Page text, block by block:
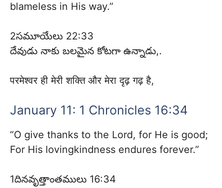
blameless in His way.”
2సమూయేలు 22:33
దేవుడు నాకు బలమైన కోటగా ఉన్నాడు,.
परमेश्वर ही मेरी शक्ति और मेरा दृढ़ गढ़ है,
January 11: 1 Chronicles 16:34
“O give thanks to the Lord, for He is good;
For His lovingkindness endures forever.”
1దినవృత్తాంతములు 16:34